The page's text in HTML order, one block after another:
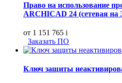
Право на использование
ARCHICAD 24 (сетевая на
от 1 151 765 i
Заказать ПО
Ключ защиты